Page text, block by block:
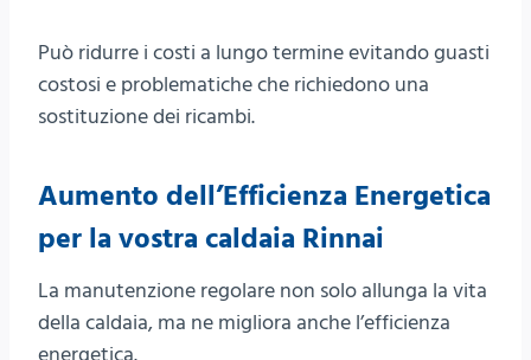
Può ridurre i costi a lungo termine evitando guasti
costosi e problematiche che richiedono una
sostituzione dei ricambi.
Aumento dell’Efficienza Energetica
per la vostra caldaia Rinnai
La manutenzione regolare non solo allunga la vita
della caldaia, ma ne migliora anche l’efficienza